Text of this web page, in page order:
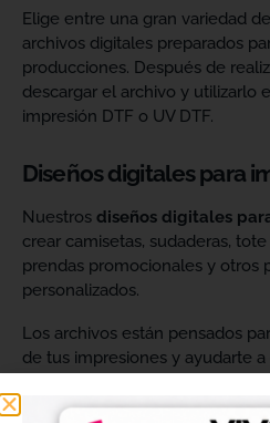
Elige entre una gran variedad
archivos digitales preparados
producciones. Después de
descargar el archivo y utilizarlo
impresión DTF o UV DTF.
Diseños digitales para
Nuestros diseños digitales
crear camisetas, sudaderas,
prendas promocionales y otros
personalizados.
Los archivos están pensados
de tus impresiones y ayudarte
tendrás que adaptar el tamaño